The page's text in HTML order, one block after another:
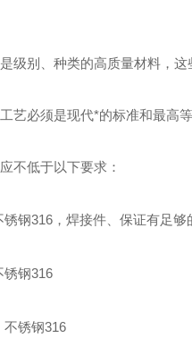
级别、种类的高质量材料，
艺必须是现代*的标准和最高等
不低于以下要求：
锈钢316 ，焊接件、保证有足够
锈钢316
不锈钢316